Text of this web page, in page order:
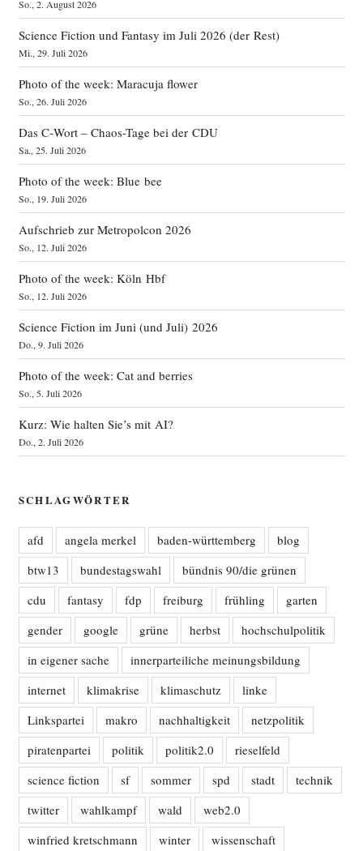
So., 2. August 2026
Science Fiction und Fantasy im Juli 2026 (der Rest)
Mi., 29. Juli 2026
Photo of the week: Maracuja flower
So., 26. Juli 2026
Das C‑Wort – Chaos-Tage bei der CDU
Sa., 25. Juli 2026
Photo of the week: Blue bee
So., 19. Juli 2026
Aufschrieb zur Metropolcon 2026
So., 12. Juli 2026
Photo of the week: Köln Hbf
So., 12. Juli 2026
Science Fiction im Juni (und Juli) 2026
Do., 9. Juli 2026
Photo of the week: Cat and berries
So., 5. Juli 2026
Kurz: Wie halten Sie’s mit AI?
Do., 2. Juli 2026
SCHLAGWÖRTER
afd angela merkel baden-württemberg
blog
btw13
bundestagswahl
bündnis 90/die grünen
cdu
fantasy fdp freiburg frühling
garten
gender
google grüne herbst
hochschulpolitik
in eigener sache
innerparteiliche meinungsbildung
internet
klimakrise klimaschutz
linke
Linkspartei
makro nachhaltigkeit
netzpolitik
piratenpartei
politik politik2.0
rieselfeld
science fiction
sf sommer spd stadt
technik
twitter
wahlkampf wald
web2.0
winfried kretschmann
winter wissenschaft